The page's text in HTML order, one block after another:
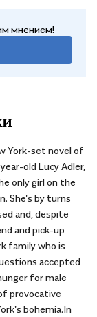
мнением!
York-set novel of
old Lucy Adler,
only girl on the
She's by turns
and, despite
and pick-up
family who is
accepted
for male
provocative
bohemia.In